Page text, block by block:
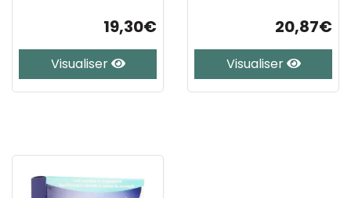
19,30€
Visualiser
20,87€
Visualiser